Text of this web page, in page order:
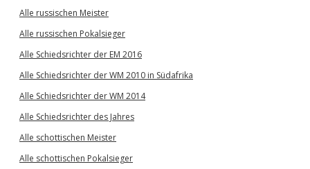
Alle russischen Meister
Alle russischen Pokalsieger
Alle Schiedsrichter der EM 2016
Alle Schiedsrichter der WM 2010 in Südafrika
Alle Schiedsrichter der WM 2014
Alle Schiedsrichter des Jahres
Alle schottischen Meister
Alle schottischen Pokalsieger